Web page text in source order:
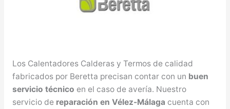
Los Calentadores Calderas y Termos de calidad
fabricados por Beretta precisan contar con un buen
servicio técnico en el caso de avería. Nuestro
servicio de reparación en Vélez-Málaga cuenta con